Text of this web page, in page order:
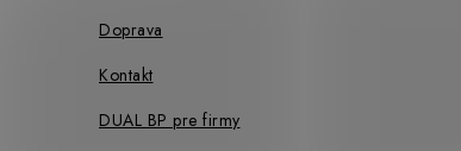
Doprava
Kontakt
DUAL BP pre firmy